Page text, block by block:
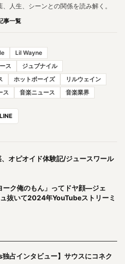
人生、シーンとの関係を読み解く。
事一覧
Lil Wayne
ス
ジュブナイル
ホットボーイズ
リルウェイン
ス
音楽ニュース 音楽業界
LINE
オピオイド体験記/ジュースワール
ク俺のもん」ってドヤ顔—ジェ
抜いて2024年YouTubeストリーミ
独占インタビュー】サウスにコネク